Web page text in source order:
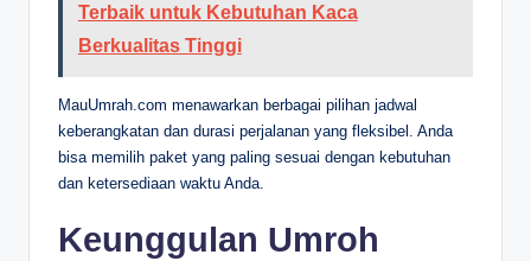
Terbaik untuk Kebutuhan Kaca
Berkualitas Tinggi
MauUmrah.com menawarkan berbagai pilihan jadwal
keberangkatan dan durasi perjalanan yang fleksibel. Anda
bisa memilih paket yang paling sesuai dengan kebutuhan
dan ketersediaan waktu Anda.
Keunggulan Umroh